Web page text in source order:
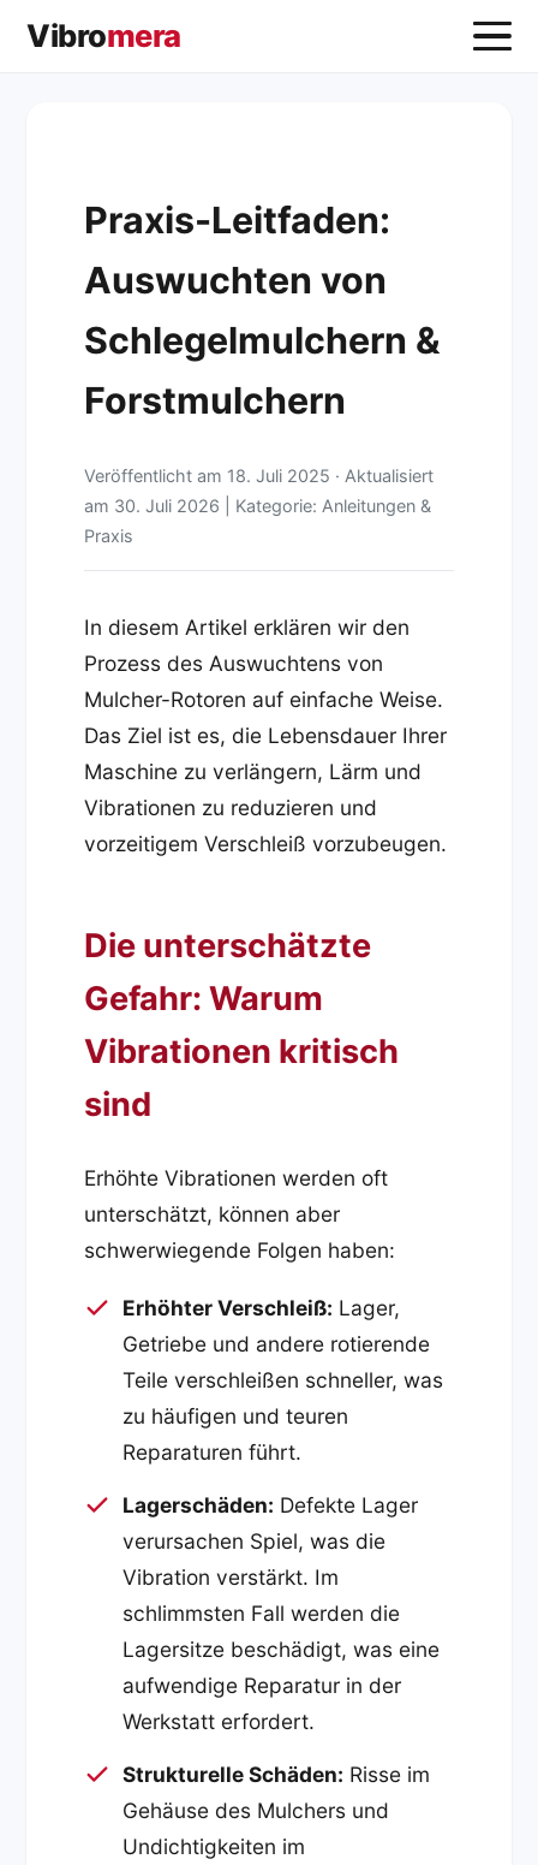
Vibromera
Praxis-Leitfaden:
Auswuchten von
Schlegelmulchern &
Forstmulchern
Veröffentlicht am 18. Juli 2025 ·Aktualisiert
am 30. Juli 2026 | Kategorie: Anleitungen &
Praxis
In diesem Artikel erklären wir den
Prozess des Auswuchtens von
Mulcher-Rotoren auf einfache Weise.
Das Ziel ist es, die Lebensdauer Ihrer
Maschine zu verlängern, Lärm und
Vibrationen zu reduzieren und
vorzeitigem Verschleiß vorzubeugen.
Die unterschätzte
Gefahr: Warum
Vibrationen kritisch
sind
Erhöhte Vibrationen werden oft
unterschätzt, können aber
schwerwiegende Folgen haben:
Erhöhter Verschleiß: Lager,
Getriebe und andere rotierende
Teile verschleißen schneller, was
zu häufigen und teuren
Reparaturen führt.
Lagerschäden: Defekte Lager
verursachen Spiel, was die
Vibration verstärkt. Im
schlimmsten Fall werden die
Lagersitze beschädigt, was eine
aufwendige Reparatur in der
Werkstatt erfordert.
Strukturelle Schäden: Risse im
Gehäuse des Mulchers und
Undichtigkeiten im